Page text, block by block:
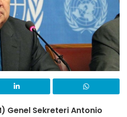
Genel Sekreteri Antonio